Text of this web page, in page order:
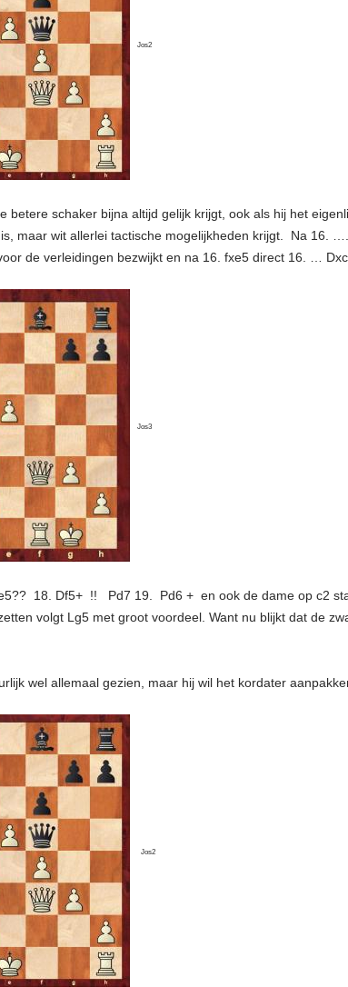
Jos2
betere schaker bijna altijd gelijk krijgt, ook als hij het
maar wit allerlei tactische mogelijkheden krijgt. Na
de verleidingen bezwijkt en na 16. fxe5 direct 16. …
Jos3
18. Df5+ !! Pd7 19. Pd6 + en ook de dame op c2
volgt Lg5 met groot voordeel. Want nu blijkt dat de
wel allemaal gezien, maar hij wil het kordater
Jos2